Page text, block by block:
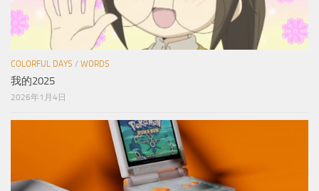
COLORFUL DAYS / WORDS
我的2025
2026年1月4日